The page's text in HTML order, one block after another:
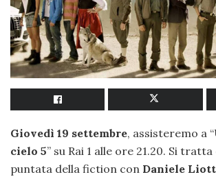
Giovedì 19 settembre, assisteremo a “
cielo 5” su Rai 1 alle ore 21.20. Si
puntata della fiction con Daniele